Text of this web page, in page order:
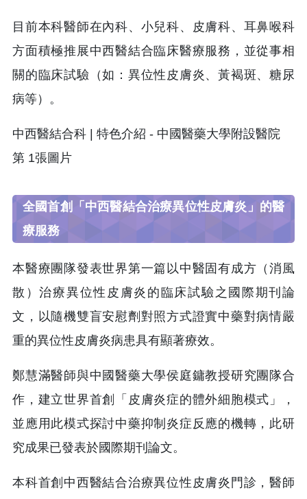
目前本科醫師在內科、小兒科、皮膚科、耳鼻喉科
方面積極推展中西醫結合臨床醫療服務，並從事相
關的臨床試驗（如：異位性皮膚炎、黃褐斑、糖尿
病等）。
全國首創「中西醫結合治療異位性皮膚炎」的醫
療服務
本醫療團隊發表世界第一篇以中醫固有成方（消風
散）治療異位性皮膚炎的臨床試驗之國際期刊論
文，以隨機雙盲安慰劑對照方式證實中藥對病情嚴
重的異位性皮膚炎病患具有顯著療效。
鄭慧滿醫師與中國醫藥大學侯庭鏞教授研究團隊合
作，建立世界首創「皮膚炎症的體外細胞模式」，
並應用此模式探討中藥抑制炎症反應的機轉，此研
究成果已發表於國際期刊論文。
本科首創中西醫結合治療異位性皮膚炎門診，醫師